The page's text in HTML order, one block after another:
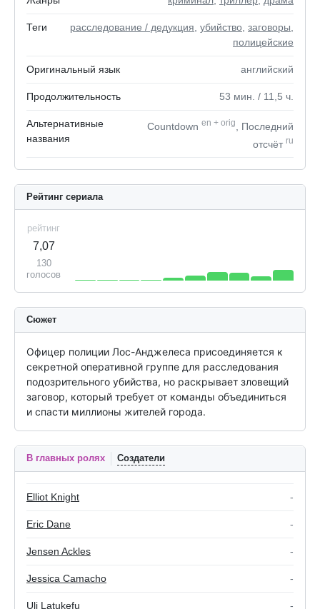
Теги расследование / дедукция убийство заговоры
полицейские
Оригинальный язык английский
Продолжительность 53 мин. / 11,5 ч.
Альтернативные
названия
Countdown en + orig
, Последний
отсчёт ru
Рейтинг сериала
рейтинг
7,07
130
голосов
Сюжет
Офицер полиции Лос-Анджелеса присоединяется к
секретной оперативной группе для расследования
подозрительного убийства, но раскрывает зловещий
заговор, который требует от команды объединиться
и спасти миллионы жителей города.
В главных ролях Создатели
Elliot Knight -
Eric Dane -
Jensen Ackles -
Jessica Camacho -
Uli Latukefu -